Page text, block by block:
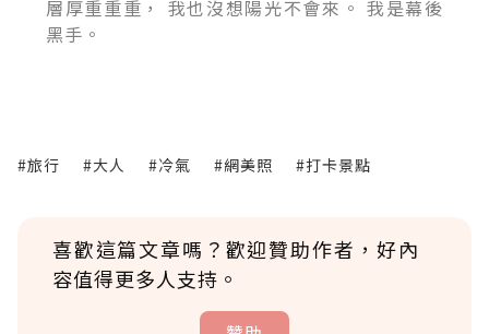
層厚重重重， 我也沒想陽光不會來。 我是幕後
黑手。
#旅行 #大人 #冷氣 #網美照 #打卡景點
喜歡這篇文章嗎？歡迎贊助作者，好內
容值得更多人支持。